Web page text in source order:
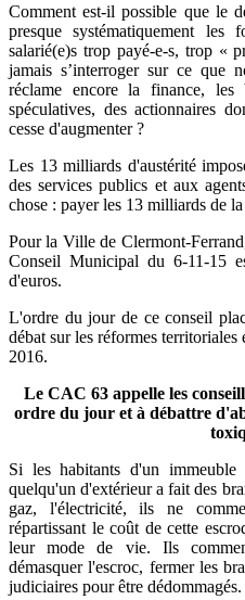
Comment est-il possible que le
presque systématiquement les
salarié(e)s trop payé-e-s, trop «
jamais s’interroger sur ce que
réclame encore la finance, les
spéculatives, des actionnaires
cesse d'augmenter ?
Les 13 milliards d'austérité
des services publics et aux
chose : payer les 13 milliards de
Pour la Ville de Clermont-
Conseil Municipal du 6-11-15
d'euros.
L'ordre du jour de ce conseil
débat sur les réformes
2016.
Le CAC 63 appelle les
ordre du jour et à débattre
Si les habitants d'un
quelqu'un d'extérieur a fait des
gaz, l'électricité, ils ne
répartissant le coût de cette
leur mode de vie. Ils
démasquer l'escroc, fermer les
judiciaires pour être dédommagés.